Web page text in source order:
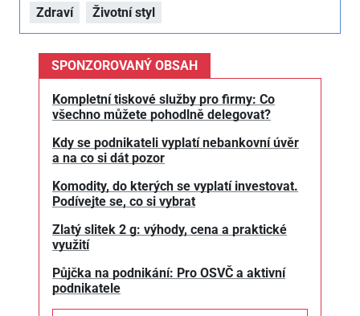
Zdraví Životní styl
SPONZOROVANÝ OBSAH
Kompletní tiskové služby pro firmy: Co
všechno můžete pohodlně delegovat?
Kdy se podnikateli vyplatí nebankovní úvěr
a na co si dát pozor
Komodity, do kterých se vyplatí investovat.
Podívejte se, co si vybrat
Zlatý slitek 2 g: výhody, cena a praktické
využití
Půjčka na podnikání: Pro OSVČ a aktivní
podnikatele